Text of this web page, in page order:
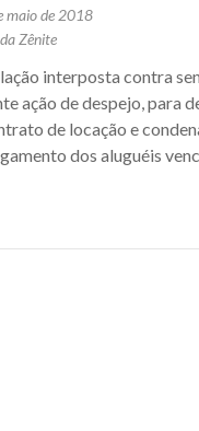
maio de 2018
Zênite
interposta contra
ação de despejo, para
de locação e
dos aluguéis